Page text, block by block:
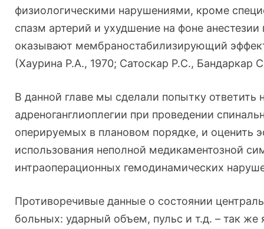
физиологическими нарушениями, кроме
спазм артерий и ухудшение на фоне
оказывают мембраностабилизирующий
(Хаурина Р.А., 1970; Сатоскар Р.С., Бандаркар
В данной главе мы сделали попытку
адреноганглиоплегии при проведении
оперируемых в плановом порядке, и оценить
использования неполной медикаментозной
интраоперационных гемодинамических
Противоречивые данные о состоянии
больных: ударный объем, пульс и т.д. – так же